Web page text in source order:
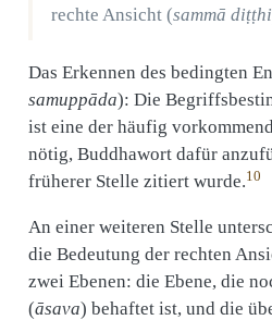
rechte Ansicht (sammā diṭṭhi
Das Erkennen des bedingten
samuppāda): Die
ist eine der häufig
nötig, Buddhawort dafür
früherer Stelle zitiert wurde.10
An einer weiteren Stelle
die Bedeutung der rechten
zwei Ebenen: die Ebene, die
(āsava) behaftet ist, und die